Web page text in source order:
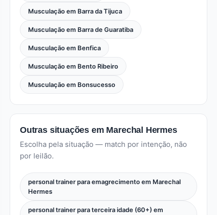
Musculação em Barra da Tijuca
Musculação em Barra de Guaratiba
Musculação em Benfica
Musculação em Bento Ribeiro
Musculação em Bonsucesso
Outras situações em Marechal Hermes
Escolha pela situação — match por intenção, não
por leilão.
personal trainer para emagrecimento em Marechal
Hermes
personal trainer para terceira idade (60+) em